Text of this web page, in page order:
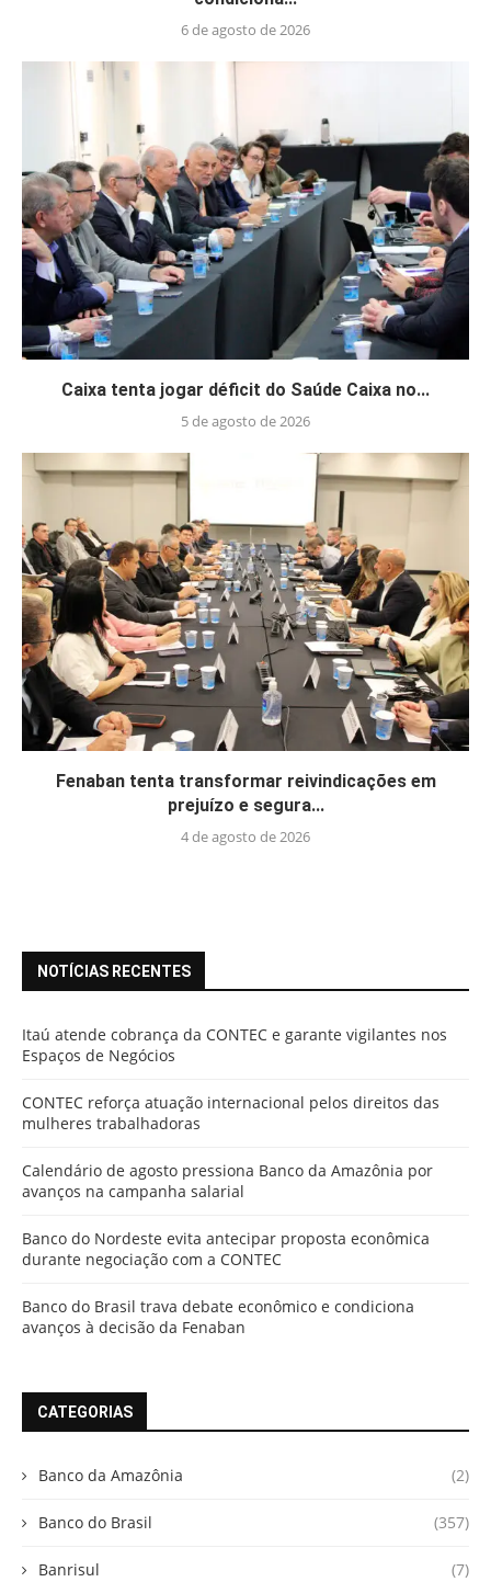
6 de agosto de 2026
Caixa tenta jogar déficit do Saúde Caixa no...
5 de agosto de 2026
Fenaban tenta transformar reivindicações em
prejuízo e segura...
4 de agosto de 2026
NOTÍCIAS RECENTES
Itaú atende cobrança da CONTEC e garante vigilantes nos
Espaços de Negócios
CONTEC reforça atuação internacional pelos direitos das
mulheres trabalhadoras
Calendário de agosto pressiona Banco da Amazônia por
avanços na campanha salarial
Banco do Nordeste evita antecipar proposta econômica
durante negociação com a CONTEC
Banco do Brasil trava debate econômico e condiciona
avanços à decisão da Fenaban
CATEGORIAS
Banco da Amazônia (2)
Banco do Brasil (357)
Banrisul (7)